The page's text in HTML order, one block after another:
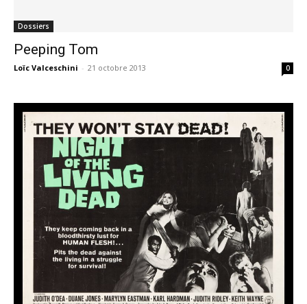
Dossiers
Peeping Tom
Loïc Valceschini - 21 octobre 2013 0